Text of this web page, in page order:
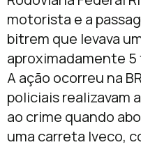
motorista e a
bitrem que levava
aproximadamente
A ação ocorreu na
policiais realizavam
ao crime quando
uma carreta Iveco,